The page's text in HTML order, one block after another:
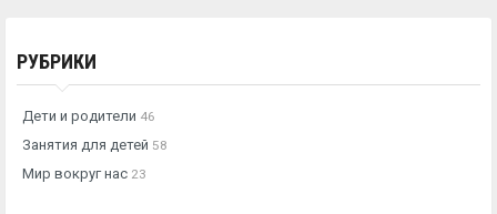
РУБРИКИ
Дети и родители 46
Занятия для детей 58
Мир вокруг нас 23